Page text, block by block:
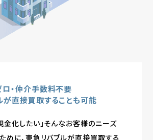
・仲介手数料不要
が直接買取することも可能
金化したい」そんなお客様のニーズ
めに、東急リバブルが直接買取する